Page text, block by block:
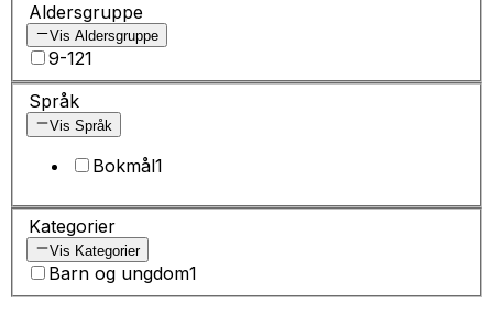
Aldersgruppe
Vis Aldersgruppe
9-121
Språk
Vis Språk
Bokmål1
Kategorier
Vis Kategorier
Barn og ungdom1